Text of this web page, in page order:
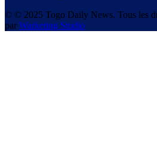
© © 2025 Togo Daily News. Tous les
par Warketing Studio